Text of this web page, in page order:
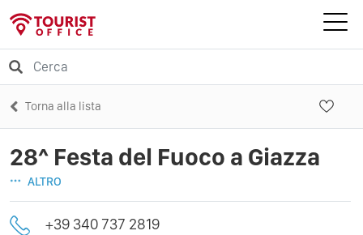
Torna alla lista
28^ Festa del Fuoco a Giazza
ALTRO
+39 340 737 2819